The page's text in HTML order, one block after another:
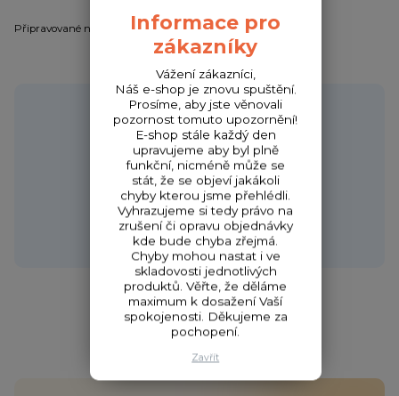
Připravované novinky / Coming soon / Bald verfügbar
Potřebujete poradit?
Zákaznická podpora HONZA
+420 720 256 434
(Po-Čt 9-17 hod.,Pá 9-18 hod.)
obchod@fishcom.cz
Informace pro
zákazníky
Vážení zákazníci,
Náš e-shop je znovu spuštění.
Prosíme, aby jste věnovali
pozornost tomuto upozornění!
E-shop stále každý den
upravujeme aby byl plně
funkční, nicméně může se
stát, že se objeví jakákoli
chyby kterou jsme přehlédli.
Vyhrazujeme si tedy právo na
zrušení či opravu objednávky
kde bude chyba zřejmá.
Chyby mohou nastat i ve
skladovosti jednotlivých
produktů. Věřte, že děláme
maximum k dosažení Vaší
spokojenosti. Děkujeme za
pochopení.
Zavřít